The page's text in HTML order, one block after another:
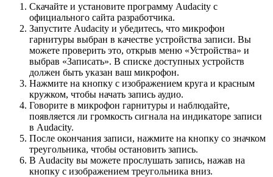
Скачайте и установите программу Audacity с
официального сайта разработчика.
Запустите Audacity и убедитесь, что микрофон
гарнитуры выбран в качестве устройства записи. Вы
можете проверить это, открыв меню «Устройства» и
выбрав «Записать». В списке доступных устройств
должен быть указан ваш микрофон.
Нажмите на кнопку с изображением круга и красным
кружком, чтобы начать запись аудио.
Говорите в микрофон гарнитуры и наблюдайте,
появляется ли громкость сигнала на индикаторе записи
в Audacity.
После окончания записи, нажмите на кнопку со значком
треугольника, чтобы остановить запись.
В Audacity вы можете прослушать запись, нажав на
кнопку с изображением треугольника вниз.